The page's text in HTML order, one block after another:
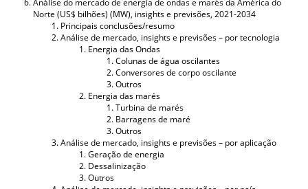
Norte (US$ bilhões) (MW), insights e previsões, 2021-2034
Principais conclusões/resumo
Análise de mercado, insights e previsões – por tecnologia
Energia das Ondas
Colunas de água oscilantes
Conversores de corpo oscilante
Outros
Energia das marés
Turbina de marés
Barragens de maré
Outros
Análise de mercado, insights e previsões – por aplicação
Geração de energia
Dessalinização
Outros